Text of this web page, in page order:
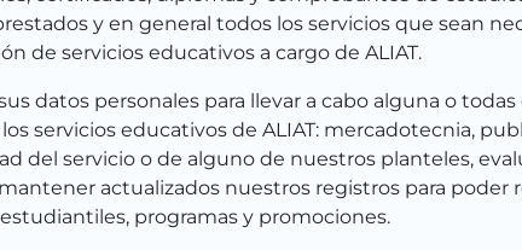
y en general todos los servicios que sean
de servicios educativos a cargo de ALIAT.
datos personales para llevar a cabo alguna o
servicios educativos de ALIAT: mercadotecnia,
del servicio o de alguno de nuestros planteles,
actualizados nuestros registros para poder
programas y promociones.